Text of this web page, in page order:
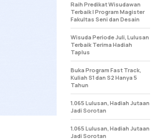
Raih Predikat Wisudawan
Terbaik I Program Magister
Fakultas Seni dan Desain
Wisuda Periode Juli, Lulusan
Terbaik Terima Hadiah
Taplus
Buka Program Fast Track,
Kuliah S1 dan S2 Hanya 5
Tahun
1.065 Lulusan, Hadiah Jutaan
Jadi Sorotan
1.065 Lulusan, Hadiah Jutaan
Jadi Sorotan